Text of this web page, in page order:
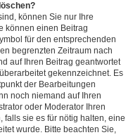
können Sie nur Ihre
können einen Beitrag
für den entsprechenden
begrenzten Zeitraum nach
auf Ihren Beitrag geantwortet
gekennzeichnet. Es
der Bearbeitungen
noch niemand auf Ihren
oder Moderator Ihren
falls sie es für nötig halten, eine
wurde. Bitte beachten Sie,